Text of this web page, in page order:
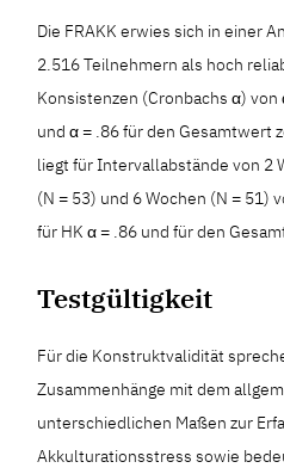
Die FRAKK erwies sich in einer
2.516 Teilnehmern als hoch
Konsistenzen (Cronbachs α) von
und α = .86 für den Gesamtwert
liegt für Intervallabstände von 2
(N = 53) und 6 Wochen (N = 51)
für HK α = .86 und für den
Testgültigkeit
Für die Konstruktvalidität
Zusammenhänge mit dem
unterschiedlichen Maßen zur
Akkulturationsstress sowie